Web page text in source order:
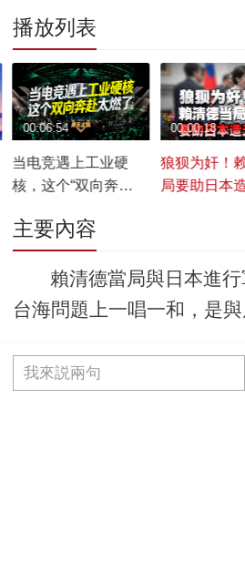
播放列表
当电竞遇上工业硬
核，这个“双向奔
00:06:54
狼狈为奸！
局要助日本
00:00:18
主要內容
賴清德當局與日本進
台海問題上一唱一和，是與
編輯：張哲瀚 責任編輯：王佐亞
我來説兩句